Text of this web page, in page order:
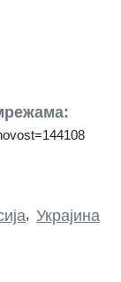
, Украјина